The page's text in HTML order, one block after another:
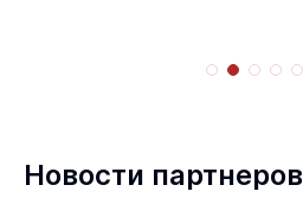
Новости партнеров